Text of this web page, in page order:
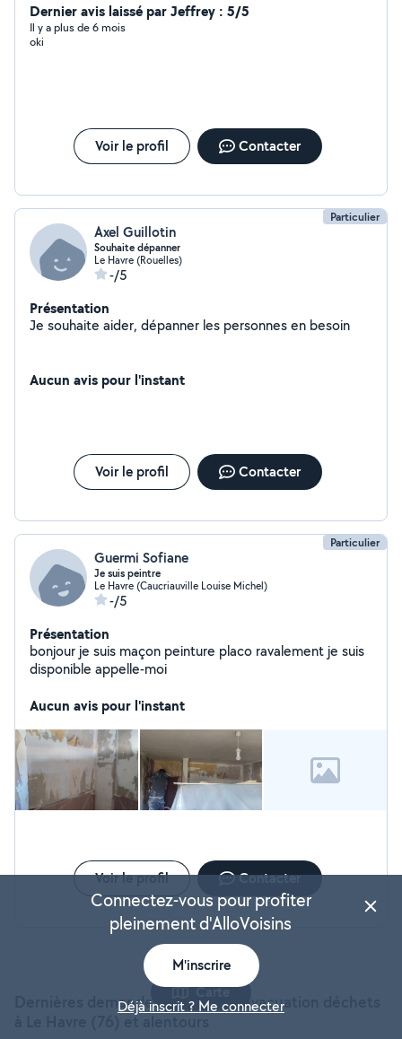
Dernier avis laissé par Jeffrey : 5/5
Il y a plus de 6 mois
oki
Voir le profil Contacter
Particulier
Axel Guillotin
Souhaite dépanner
Le Havre (Rouelles)
-/5
Présentation
Je souhaite aider, dépanner les personnes en besoin
Aucun avis pour l'instant
Voir le profil Contacter
Particulier
Guermi Sofiane
Je suis peintre
Le Havre (Caucriauville Louise Michel)
-/5
Présentation
bonjour je suis maçon peinture placo ravalement je suis
disponible appelle-moi
Aucun avis pour l'instant
Voir le profil Contacter
Dernières demandes pour Aides évacuation déchets
à Le Havre (76) et alentours
Carte
Connectez-vous pour profiter
pleinement d'AlloVoisins
M'inscrire
Déjà inscrit ? Me connecter